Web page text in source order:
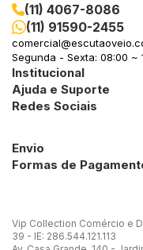
(11) 4067-8086
(11) 91590-2455
Segunda - Sexta: 08:00 ~
Institucional
Ajuda e Suporte
Redes Sociais
Envio
Formas de
Vip Collection Comércio e
39 - IE: 286.544.121.113